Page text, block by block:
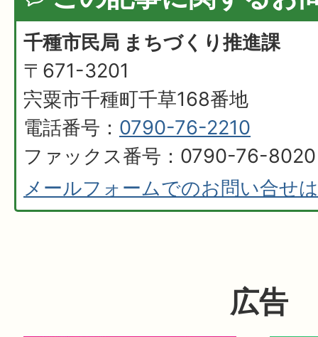
千種市民局 まちづくり推進課
〒671-3201
宍粟市千種町千草168番地
電話番号： 0790-76-2210
ファックス番号：0790-76-8020
メールフォームでのお問い合せ
広告